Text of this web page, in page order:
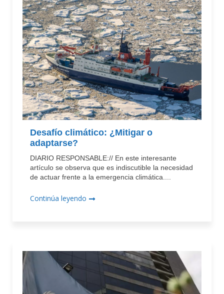
Desafío climático: ¿Mitigar o
adaptarse?
DIARIO RESPONSABLE:// En este interesante
artículo se observa que es indiscutible la necesidad
de actuar frente a la emergencia climática....
Continúa leyendo